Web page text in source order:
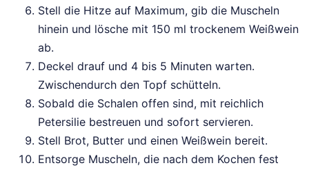
Stell die Hitze auf Maximum, gib die Muscheln
hinein und lösche mit 150 ml trockenem Weißwein
ab.
Deckel drauf und 4 bis 5 Minuten warten.
Zwischendurch den Topf schütteln.
Sobald die Schalen offen sind, mit reichlich
Petersilie bestreuen und sofort servieren.
Stell Brot, Butter und einen Weißwein bereit.
Entsorge Muscheln, die nach dem Kochen fest